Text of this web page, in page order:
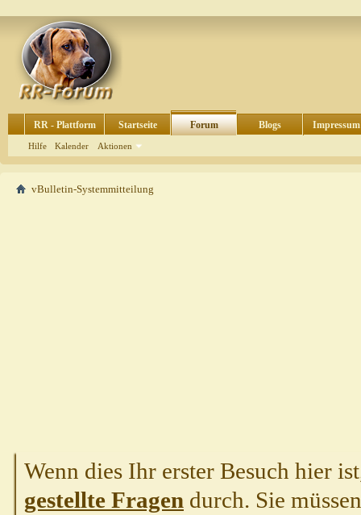
RR - Plattform Startseite Forum
Hilfe Kalender Aktionen
Blogs Impressum
vBulletin-Systemmitteilung
Wenn dies Ihr erster Besuch hier
gestellte Fragen durch. Sie